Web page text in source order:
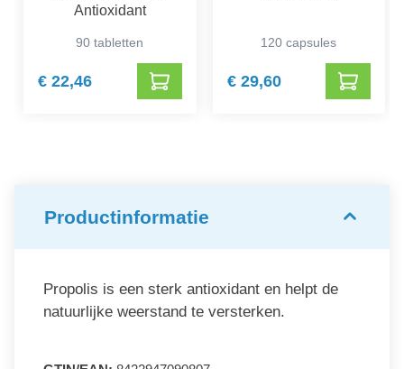
Antioxidant
90 tabletten
€ 22,46
120 capsules
€ 29,60
Productinformatie
Propolis is een sterk antioxidant en helpt de
natuurlijke weerstand te versterken.